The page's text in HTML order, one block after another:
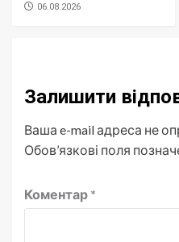
06.08.2026
Залишити
Ваша e-mail адреса не
Обов’язкові поля
Коментар *